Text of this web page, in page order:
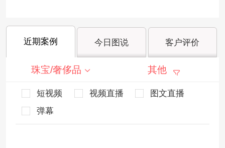
近期案例 今日图说 客户评价
珠宝/奢侈品 其他
短视频 视频直播
图文直播
弹幕